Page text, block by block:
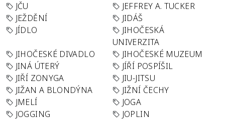
JČU
JEFFREY A. TUCKER
JEŽDĚNÍ
JIDÁŠ
JÍDLO
JIHOČESKÁ
UNIVERZITA
JIHOČESKÉ DIVADLO
JIHOČESKÉ MUZEUM
JINÁ ÚTERÝ
JÍŘÍ POSPÍŠIL
JIŘÍ ZONYGA
JIU-JITSU
JIŽAN A BLONDÝNA
JIŽNÍ ČECHY
JMELÍ
JOGA
JOGGING
JOPLIN